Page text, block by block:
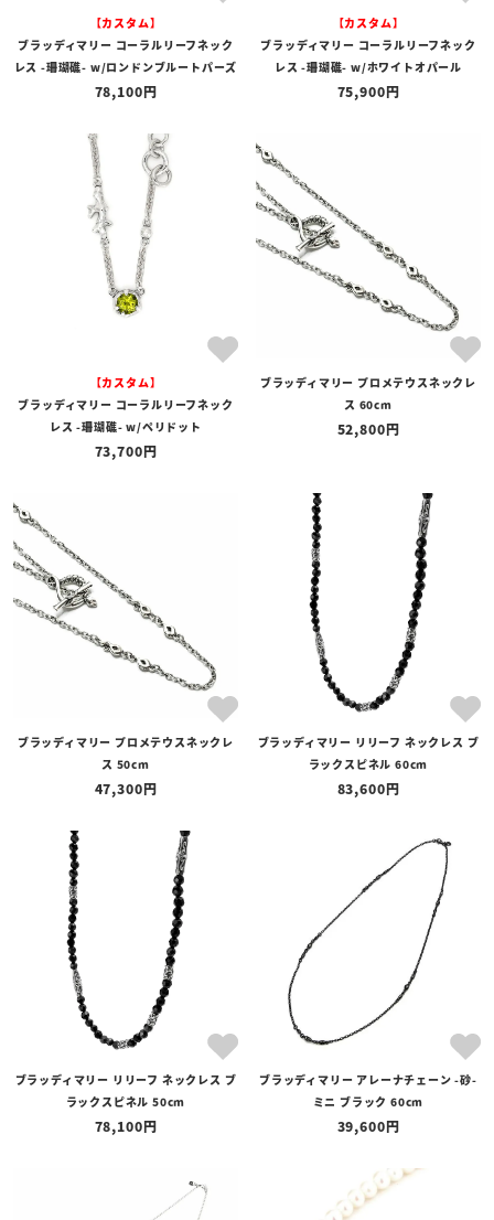
【カスタム】
ブラッディマリー コーラルリーフネック
レス -珊瑚礁- w/ロンドンブルートパーズ
78,100
【カスタム】
ブラッディマリー コーラルリーフネック
レス -珊瑚礁- w/ホワイトオパール
75,900
【カスタム】
ブラッディマリー コーラルリーフネック
レス -珊瑚礁- w/ペリドット
73,700
ブラッディマリー プロメテウスネックレ
ス 60cm
52,800
ブラッディマリー プロメテウスネックレ
ス 50cm
47,300
ブラッディマリー リリーフ ネックレス ブ
ラックスピネル 60cm
83,600
ブラッディマリー リリーフ ネックレス ブ
ラックスピネル 50cm
78,100
ブラッディマリー アレーナチェーン -砂-
ミニ ブラック 60cm
39,600